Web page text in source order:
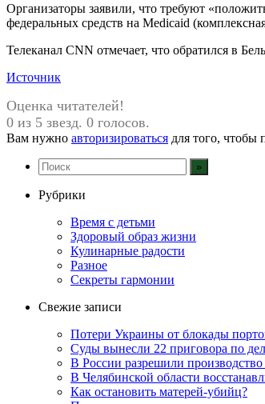
Организаторы заявили, что требуют
федеральных средств на Medicaid
Телеканал CNN отмечает, что обратился в
Источник
Оценка читателей!
0 из 5 звезд. 0 голосов.
Вам нужно авторизироваться для того, чтобы
Рубрики
Время с детьми
Здоровый образ жизни
Кулинарные радости
Разное
Секреты гармонии
Свежие записи
Потери Украины от блокады
Суды вынесли 22 приговора по
В России разрешили
В Челябинской области
Как остановить матерей-убийц?